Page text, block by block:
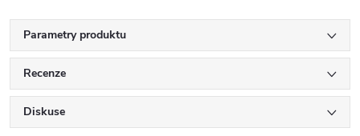
Parametry produktu
Recenze
Diskuse